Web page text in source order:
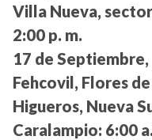
Villa Nueva,
2:00 p. m.
17 de Septiembre,
Fehcovil, Flores
Higueros, Nueva
Caralampio: 6:00